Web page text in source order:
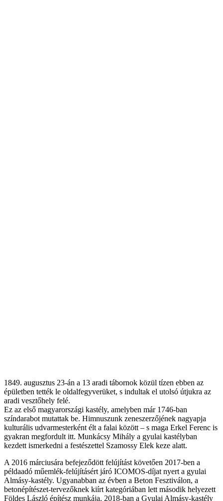
1849. augusztus 23-án a 13 aradi tábornok közül tízen ebben az
épületben tették le oldalfegyverüket, s indultak el utolsó útjukra az
aradi vesztőhely felé.
Ez az első magyarországi kastély, amelyben már 1746-ban
színdarabot mutattak be. Himnuszunk zeneszerzőjének nagyapja
kulturális udvarmesterként élt a falai között – s maga Erkel Ferenc is
gyakran megfordult itt. Munkácsy Mihály a gyulai kastélyban
kezdett ismerkedni a festészettel Szamossy Elek keze alatt.
A 2016 márciusára befejeződött felújítást követően 2017-ben a
példaadó műemlék-felújításért járó ICOMOS-díjat nyert a gyulai
Almásy-kastély. Ugyanabban az évben a Beton Fesztiválon, a
betonépítészet-tervezőknek kiírt kategóriában lett második helyezett
Földes László építész munkája. 2018-ban a Gyulai Almásy-kastély